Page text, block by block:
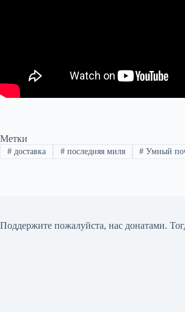
Метки
#доставка #последняя миля # Умный
Поддержите пожалуйста, нас донатами.